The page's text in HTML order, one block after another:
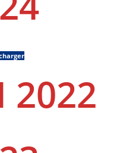
2022